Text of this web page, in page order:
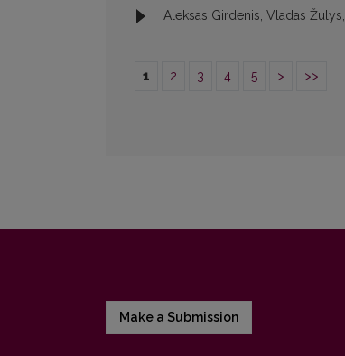
Aleksas Girdenis, Vladas Žulys,
1 2 3 4 5 > >>
Make a Submission